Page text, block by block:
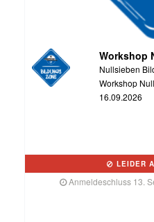
Workshop
Nullsieben
Workshop
16.09.2026
LEIDER
Anmeldeschluss 13.